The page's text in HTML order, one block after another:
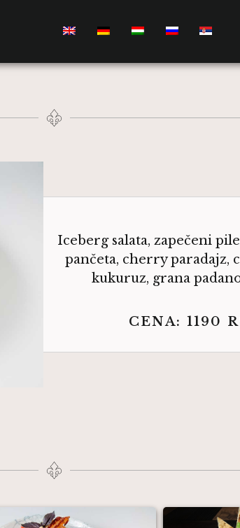
Iceberg salata, zapečeni
pančeta, cherry paradajz,
kukuruz, grana
CENA: 1190